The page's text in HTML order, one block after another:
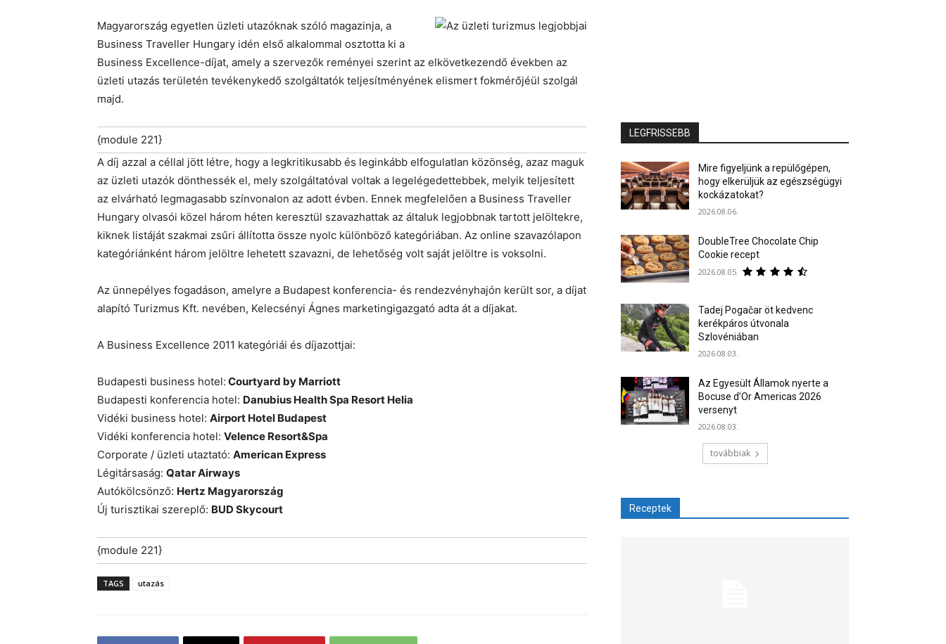
Magyarország egyetlen üzleti utazóknak szóló magazinja, a
Business Traveller Hungary idén első alkalommal osztotta ki a
Business Excellence-díjat, amely a szervezők reményei szerint az elkövetkezendő években az
üzleti utazás területén tevékenykedő szolgáltatók teljesítményének elismert fokmérőjéül szolgál
majd.
{module 221}
A díj azzal a céllal jött létre, hogy a legkritikusabb és leginkább elfogulatlan közönség, azaz maguk
az üzleti utazók dönthessék el, mely szolgáltatóval voltak a legelégedettebbek, melyik teljesített
az elvárható legmagasabb színvonalon az adott évben. Ennek megfelelően a Business Traveller
Hungary olvasói közel három héten keresztül szavazhattak az általuk legjobbnak tartott jelöltekre,
kiknek listáját szakmai zsűri állította össze nyolc különböző kategóriában. Az online szavazólapon
kategóriánként három jelöltre lehetett szavazni, de lehetőség volt saját jelöltre is voksolni.
Az ünnepélyes fogadáson, amelyre a Budapest konferencia- és rendezvényhajón került sor, a díjat
alapító Turizmus Kft. nevében, Kelecsényi Ágnes marketingigazgató adta át a díjakat.
A Business Excellence 2011 kategóriái és díjazottjai:
Budapesti business hotel: Courtyard by Marriott
Budapesti konferencia hotel: Danubius Health Spa Resort Helia
Vidéki business hotel: Airport Hotel Budapest
Vidéki konferencia hotel: Velence Resort&Spa
Corporate / üzleti utaztató: American Express
Légitársaság: Qatar Airways
Autókölcsönző: Hertz Magyarország
Új turisztikai szereplő: BUD Skycourt
{module 221}
TAGS utazás
LEGFRISSEBB
Mire figyeljünk a repülőgépen,
hogy elkerüljük az egészségügyi
kockázatokat?
2026.08.06.
DoubleTree Chocolate Chip
Cookie recept
2026.08.05.
Tadej Pogačar öt kedvenc
kerékpáros útvonala
Szlovéniában
2026.08.03.
Az Egyesült Államok nyerte a
Bocuse d’Or Americas 2026
versenyt
2026.08.03.
továbbiak
Receptek